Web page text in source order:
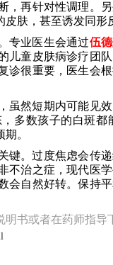
，再针对性调理。
肤，甚至诱发同形
专业医生会通过伍
儿童皮肤病诊疗团
诊很重要，医生会
虽然短期内可能见
多数孩子的白斑
。
键。过度焦虑会传
不治之症，现代医
会自然好转。保持
书或者在药师指导